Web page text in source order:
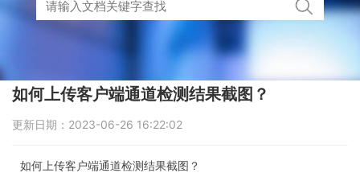
如何上传客户端通道检测结果截图？
更新日期：2023-06-26 16:22:02
如何上传客户端通道检测结果截图？